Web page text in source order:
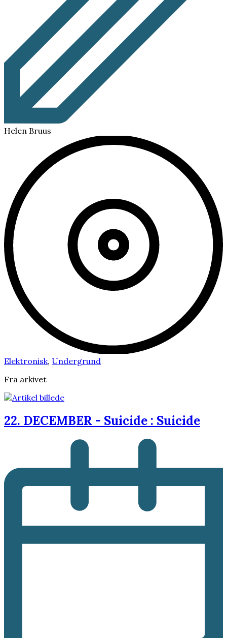
Helen Bruus
Elektronisk, Undergrund
Fra arkivet
22. DECEMBER - Suicide : Suicide